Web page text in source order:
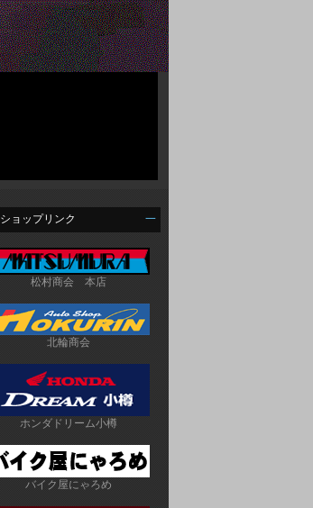
ショップリンク
一
松村商会　本店
北輪商会
ホンダドリーム小樽
バイク屋にゃろめ